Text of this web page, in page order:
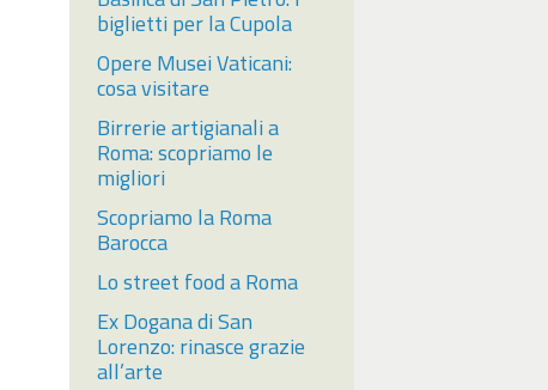
biglietti per la Cupola
Opere Musei Vaticani:
cosa visitare
Birrerie artigianali a
Roma: scopriamo le
migliori
Scopriamo la Roma
Barocca
Lo street food a Roma
Ex Dogana di San
Lorenzo: rinasce grazie
all’arte